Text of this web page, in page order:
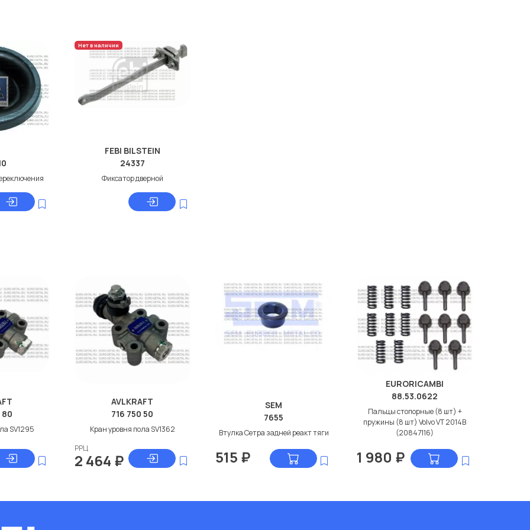
Нет в наличии
FEBI BILSTEIN
24337
Фиксатор дверной
80
SV1295
AVLKRAFT
716 750 50
Кран уровня пола SV1362
РРЦ
2 464 ₽
SEM
7655
Втулка Сетра задней реакт тяги
515 ₽
EURORICAMBI
88.53.0622
Пальцы стопорные (8 шт) +
пружины (8 шт) Volvo VT 2014B
(20847116)
1 980 ₽